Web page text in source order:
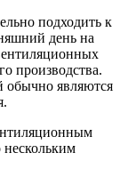
подходить к
день на
производства.
обычно являются